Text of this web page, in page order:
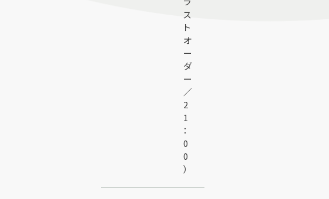
ス
ト
オ
ー
ダ
ー
／
2
1
：
0
0
）